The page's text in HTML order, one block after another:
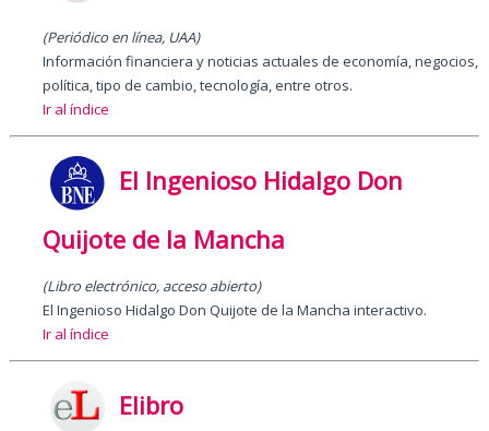
(Periódico en línea, UAA)
Información financiera y noticias actuales de economía, negocios,
política, tipo de cambio, tecnología, entre otros.
Ir al índice
El Ingenioso Hidalgo Don
Quijote de la Mancha
(Libro electrónico, acceso abierto)
El Ingenioso Hidalgo Don Quijote de la Mancha interactivo.
Ir al índice
Elibro